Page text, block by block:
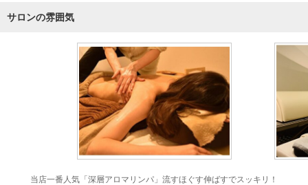
サロンの雰囲気
当店一番人気「深層アロマリンパ」流すほぐす伸ばすでスッキリ！